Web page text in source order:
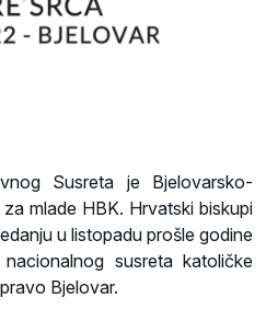
Susreta je Bjelovarsko-
mlade HBK. Hrvatski biskupi
u listopadu prošle godine
susreta katoličke
Bjelovar.